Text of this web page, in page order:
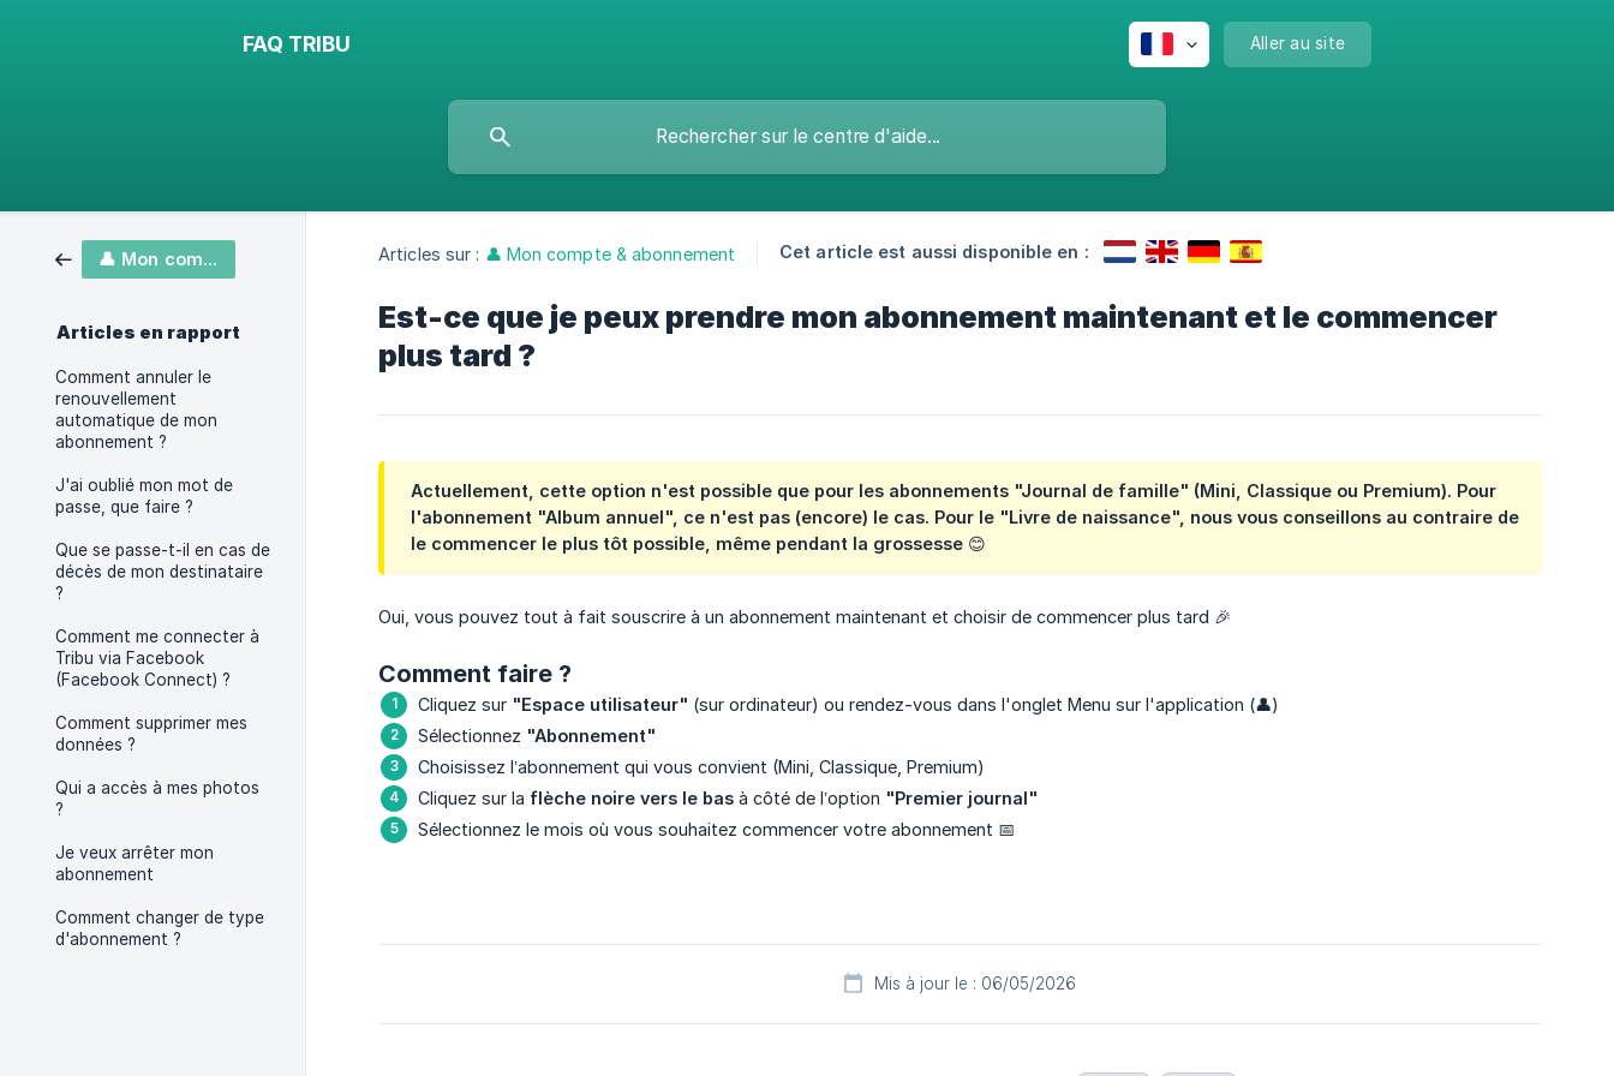
FAQ TRIBU Aller au site
👤 Mon compte & abonnement
Articles en rapport
Comment annuler le
renouvellement
automatique de mon
abonnement ?
J'ai oublié mon mot de
passe, que faire ?
Que se passe-t-il en cas de
décès de mon destinataire
?
Comment me connecter à
Tribu via Facebook
(Facebook Connect) ?
Comment supprimer mes
données ?
Qui a accès à mes photos
?
Je veux arrêter mon
abonnement
Comment changer de type
d'abonnement ?
Articles sur : 👤 Mon compte & abonnement Cet article est aussi disponible en :
Est-ce que je peux prendre mon abonnement maintenant et le commencer
plus tard ?
Actuellement, cette option n'est possible que pour les abonnements "Journal de famille" (Mini, Classique ou Premium). Pour
l'abonnement "Album annuel", ce n'est pas (encore) le cas. Pour le "Livre de naissance", nous vous conseillons au contraire de
le commencer le plus tôt possible, même pendant la grossesse 😊
Oui, vous pouvez tout à fait souscrire à un abonnement maintenant et choisir de commencer plus tard 🎉
Comment faire ?
Cliquez sur "Espace utilisateur" (sur ordinateur) ou rendez-vous dans l'onglet Menu sur l'application (👤)
Sélectionnez "Abonnement"
Choisissez l’abonnement qui vous convient (Mini, Classique, Premium)
Cliquez sur la flèche noire vers le bas à côté de l’option "Premier journal"
Sélectionnez le mois où vous souhaitez commencer votre abonnement 📅
Mis à jour le : 06/05/2026